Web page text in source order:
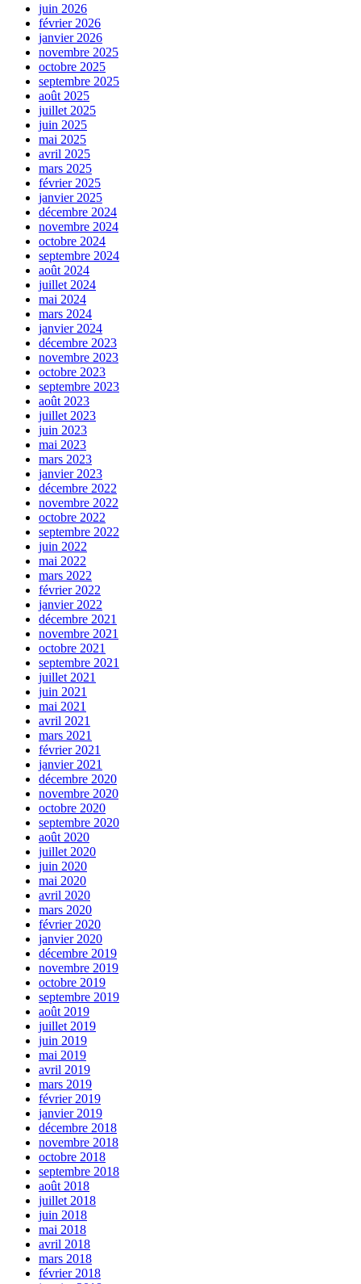
juin 2026
février 2026
janvier 2026
novembre 2025
octobre 2025
septembre 2025
août 2025
juillet 2025
juin 2025
mai 2025
avril 2025
mars 2025
février 2025
janvier 2025
décembre 2024
novembre 2024
octobre 2024
septembre 2024
août 2024
juillet 2024
mai 2024
mars 2024
janvier 2024
décembre 2023
novembre 2023
octobre 2023
septembre 2023
août 2023
juillet 2023
juin 2023
mai 2023
mars 2023
janvier 2023
décembre 2022
novembre 2022
octobre 2022
septembre 2022
juin 2022
mai 2022
mars 2022
février 2022
janvier 2022
décembre 2021
novembre 2021
octobre 2021
septembre 2021
juillet 2021
juin 2021
mai 2021
avril 2021
mars 2021
février 2021
janvier 2021
décembre 2020
novembre 2020
octobre 2020
septembre 2020
août 2020
juillet 2020
juin 2020
mai 2020
avril 2020
mars 2020
février 2020
janvier 2020
décembre 2019
novembre 2019
octobre 2019
septembre 2019
août 2019
juillet 2019
juin 2019
mai 2019
avril 2019
mars 2019
février 2019
janvier 2019
décembre 2018
novembre 2018
octobre 2018
septembre 2018
août 2018
juillet 2018
juin 2018
mai 2018
avril 2018
mars 2018
février 2018